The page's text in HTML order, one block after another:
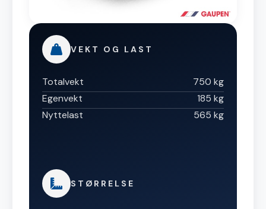
VEKT OG LAST
Totalvekt
750 kg
Egenvekt
185 kg
Nyttelast
565 kg
STØRRELSE